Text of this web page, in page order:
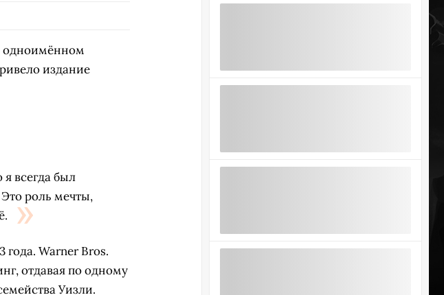
одноимённом
издание
всегда был
роль мечты,
года. Warner Bros.
отдавая по одному
Уизли.